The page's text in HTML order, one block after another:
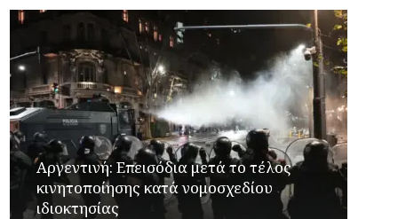
Αργεντινή: Επεισόδια μετά το τέλος
κινητοποίησης κατά νομοσχεδίου
ιδιοκτησίας